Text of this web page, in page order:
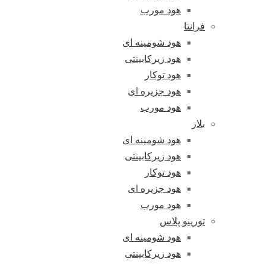
هود مورب
فرانتا
هود شومینه ای
هود زیرکابینتی
هود توکار
هود جزیره ای
هود مورب
بلاز
هود شومینه ای
هود زیرکابینتی
هود توکار
هود جزیره ای
هود مورب
تورینو پلاس
هود شومینه ای
هود زیرکابینتی